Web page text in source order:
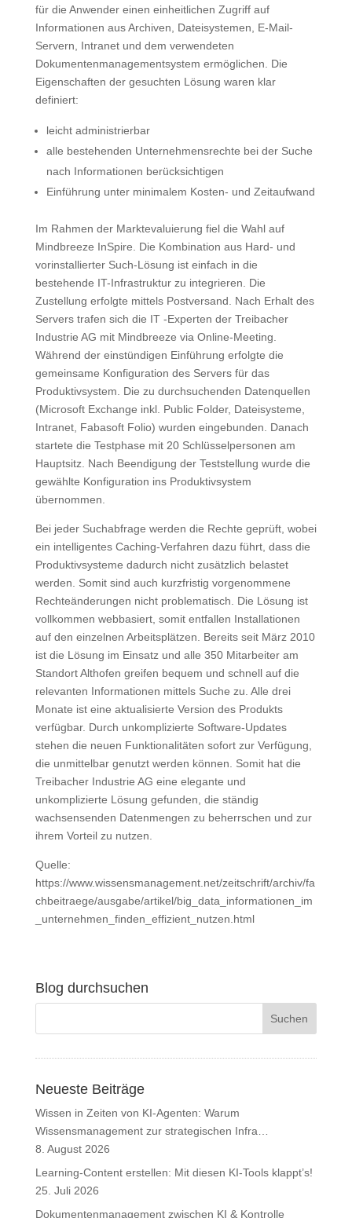
für die Anwender einen einheitlichen Zugriff auf
Informationen aus Archiven, Dateisystemen, E-Mail-
Servern, Intranet und dem verwendeten
Dokumentenmanagementsystem ermöglichen. Die
Eigenschaften der gesuchten Lösung waren klar
definiert:
leicht administrierbar
alle bestehenden Unternehmensrechte bei der Suche
nach Informationen berücksichtigen
Einführung unter minimalem Kosten- und Zeitaufwand
Im Rahmen der Marktevaluierung fiel die Wahl auf
Mindbreeze InSpire. Die Kombination aus Hard- und
vorinstallierter Such-Lösung ist einfach in die
bestehende IT-Infrastruktur zu integrieren. Die
Zustellung erfolgte mittels Postversand. Nach Erhalt des
Servers trafen sich die IT -Experten der Treibacher
Industrie AG mit Mindbreeze via Online-Meeting.
Während der einstündigen Einführung erfolgte die
gemeinsame Konfiguration des Servers für das
Produktivsystem. Die zu durchsuchenden Datenquellen
(Microsoft Exchange inkl. Public Folder, Dateisysteme,
Intranet, Fabasoft Folio) wurden eingebunden. Danach
startete die Testphase mit 20 Schlüsselpersonen am
Hauptsitz. Nach Beendigung der Teststellung wurde die
gewählte Konfiguration ins Produktivsystem
übernommen.
Bei jeder Suchabfrage werden die Rechte geprüft, wobei
ein intelligentes Caching-Verfahren dazu führt, dass die
Produktivsysteme dadurch nicht zusätzlich belastet
werden. Somit sind auch kurzfristig vorgenommene
Rechteänderungen nicht problematisch. Die Lösung ist
vollkommen webbasiert, somit entfallen Installationen
auf den einzelnen Arbeitsplätzen. Bereits seit März 2010
ist die Lösung im Einsatz und alle 350 Mitarbeiter am
Standort Althofen greifen bequem und schnell auf die
relevanten Informationen mittels Suche zu. Alle drei
Monate ist eine aktualisierte Version des Produkts
verfügbar. Durch unkomplizierte Software-Updates
stehen die neuen Funktionalitäten sofort zur Verfügung,
die unmittelbar genutzt werden können. Somit hat die
Treibacher Industrie AG eine elegante und
unkomplizierte Lösung gefunden, die ständig
wachsensenden Datenmengen zu beherrschen und zur
ihrem Vorteil zu nutzen.
Quelle:
https://www.wissensmanagement.net/zeitschrift/archiv/fa
chbeitraege/ausgabe/artikel/big_data_informationen_im
_unternehmen_finden_effizient_nutzen.html
Blog durchsuchen
Neueste Beiträge
Wissen in Zeiten von KI-Agenten: Warum
Wissensmanagement zur strategischen Infra…
8. August 2026
Learning-Content erstellen: Mit diesen KI-Tools klappt’s!
25. Juli 2026
Dokumentenmanagement zwischen KI & Kontrolle